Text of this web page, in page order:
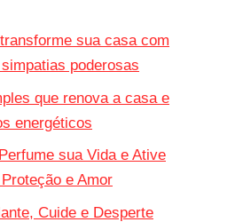
sua casa com
poderosas
que renova a casa e
energéticos
sua Vida e Ative
e Amor
Cuide e Desperte